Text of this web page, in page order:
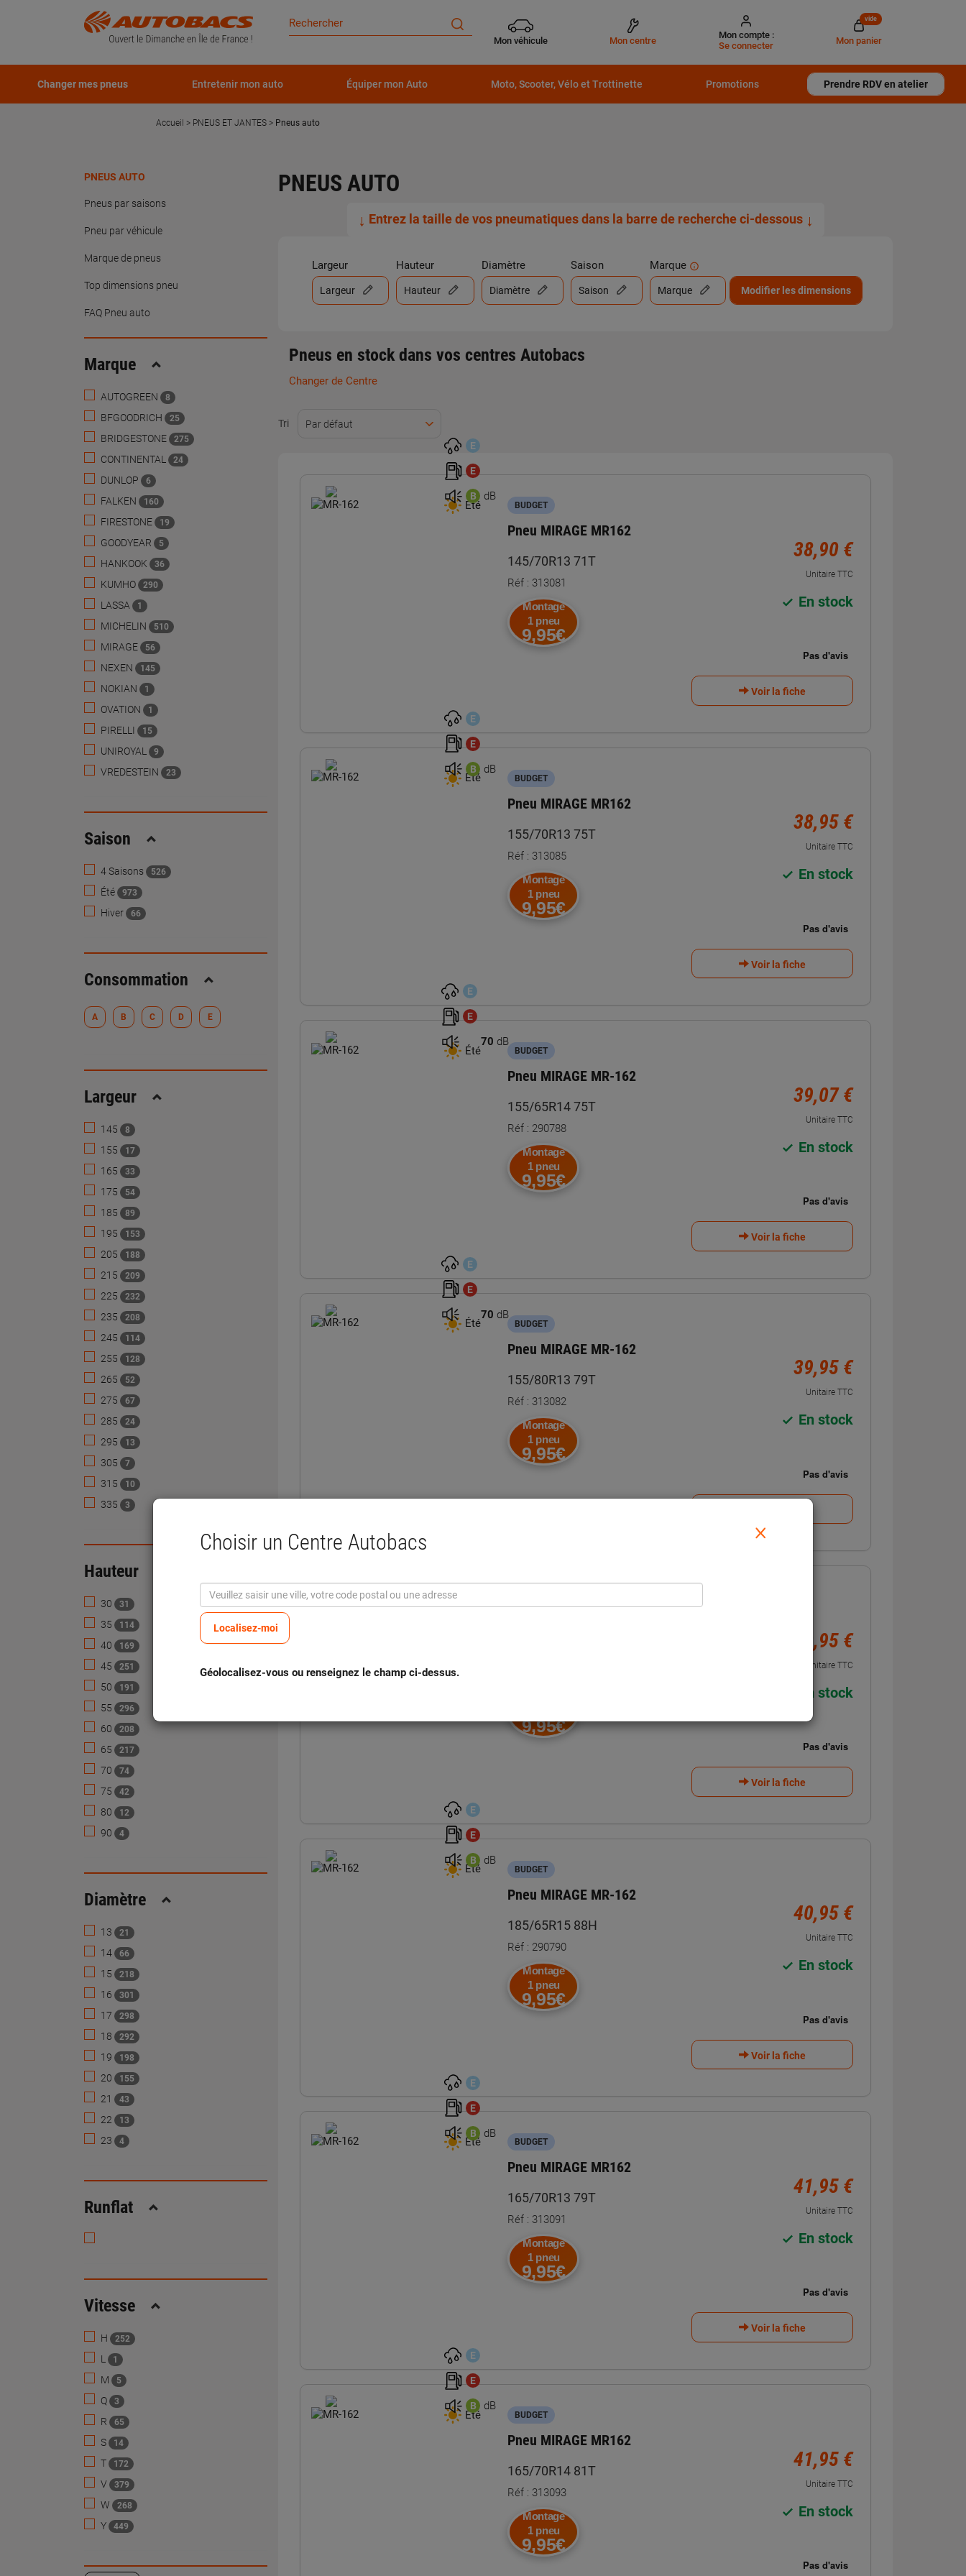
×
Choisir un Centre Autobacs
Localisez-moi
Géolocalisez-vous ou renseignez le champ ci-dessus.
Mon véhicule Mon centre
Mon compte :
Se connecter
Mon panier
vide
Changer mes pneus Entretenir mon auto Équiper mon Auto Moto, Scooter, Vélo et Trottinette Promotions Prendre RDV en atelier
Accueil PNEUS ET JANTES Pneus auto
PNEUS AUTO
Pneus par saisons
Pneu par véhicule
Marque de pneus
Top dimensions pneu
FAQ Pneu auto
Marque Replier
AUTOGREEN 8
BFGOODRICH 25
BRIDGESTONE 275
CONTINENTAL 24
DUNLOP 6
FALKEN 160
FIRESTONE 19
GOODYEAR 5
HANKOOK 36
KUMHO 290
LASSA 1
MICHELIN 510
MIRAGE 56
NEXEN 145
NOKIAN 1
OVATION 1
PIRELLI 15
UNIROYAL 9
VREDESTEIN 23
Saison Replier
4 Saisons 526
Été 973
Hiver 66
Consommation Replier
A B C D E
Largeur Replier
145 8
155 17
165 33
175 54
185 89
195 153
205 188
215 209
225 232
235 208
245 114
255 128
265 52
275 67
285 24
295 13
305 7
315 10
335 3
Hauteur
30 31
35 114
40 169
45 251
50 191
55 296
60 208
65 217
70 74
75 42
80 12
90 4
Diamètre Replier
13 21
14 66
15 218
16 301
17 298
18 292
19 198
20 155
21 43
22 13
23 4
Runflat Replier
Vitesse Replier
H 252
L 1
M 5
Q 3
R 65
S 14
T 172
V 379
W 268
Y 449
PNEUS AUTO
↓ Entrez la taille de vos pneumatiques dans la barre de recherche ci-dessous ↓
Largeur
Largeur
Hauteur
Hauteur
Diamètre
Diamètre
Saison
Saison
Marque
Marque Modifier les dimensions
Pneus en stock dans vos centres Autobacs
Changer de Centre
Tri Par défaut
Été
E
E
B dB
BUDGET
Pneu MIRAGE MR162
145/70R13 71T
Réf : 313081
Montage
1 pneu
9,95€
38,90 €
Unitaire TTC
En stock
Voir la fiche
Été
E
E
B dB
BUDGET
Pneu MIRAGE MR162
155/70R13 75T
Réf : 313085
Montage
1 pneu
9,95€
38,95 €
Unitaire TTC
En stock
Voir la fiche
Été
E
E
70 dB
BUDGET
Pneu MIRAGE MR-162
155/65R14 75T
Réf : 290788
Montage
1 pneu
9,95€
39,07 €
Unitaire TTC
En stock
Voir la fiche
Été
E
E
70 dB
BUDGET
Pneu MIRAGE MR-162
155/80R13 79T
Réf : 313082
Montage
1 pneu
9,95€
39,95 €
Unitaire TTC
En stock
B dB
9,95€
39,95 €
Unitaire TTC
En stock
Voir la fiche
Été
E
E
B dB
BUDGET
Pneu MIRAGE MR-162
185/65R15 88H
Réf : 290790
Montage
1 pneu
9,95€
40,95 €
Unitaire TTC
En stock
Voir la fiche
Été
E
E
B dB
BUDGET
Pneu MIRAGE MR162
165/70R13 79T
Réf : 313091
Montage
1 pneu
9,95€
41,95 €
Unitaire TTC
En stock
Voir la fiche
Été
E
E
B dB
BUDGET
Pneu MIRAGE MR162
165/70R14 81T
Réf : 313093
Montage
1 pneu
9,95€
41,95 €
Unitaire TTC
En stock